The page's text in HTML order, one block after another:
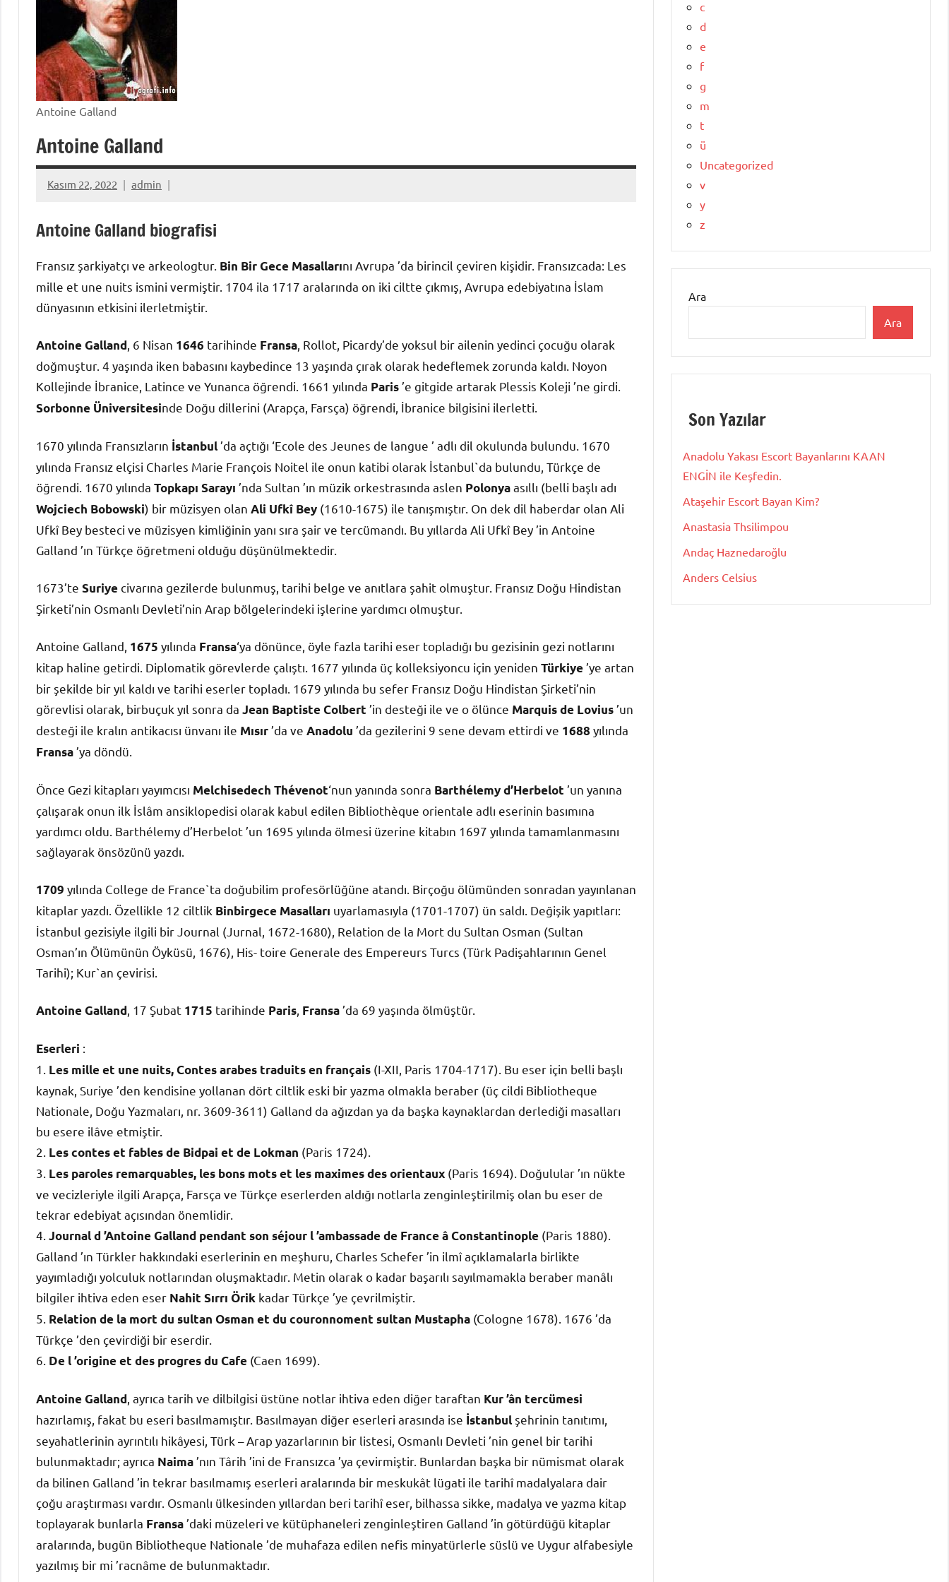
Antoine Galland
Antoine Galland
Kasım 22, 2022 admin
Antoine Galland biografisi
Fransız şarkiyatçı ve arkeologtur. Bin Bir Gece Masallarını Avrupa ’da birincil çeviren kişidir. Fransızcada: Les
mille et une nuits ismini vermiştir. 1704 ila 1717 aralarında on iki ciltte çıkmış, Avrupa edebiyatına İslam
dünyasının etkisini ilerletmiştir.
Antoine Galland , 6 Nisan 1646 tarihinde Fransa , Rollot, Picardy’de yoksul bir ailenin yedinci çocuğu olarak
doğmuştur. 4 yaşında iken babasını kaybedince 13 yaşında çırak olarak hedeflemek zorunda kaldı. Noyon
Kollejinde İbranice, Latince ve Yunanca öğrendi. 1661 yılında Paris’e gitgide artarak Plessis Koleji ’ne girdi.
Sorbonne Üniversitesinde Doğu dillerini (Arapça, Farsça) öğrendi, İbranice bilgisini ilerletti.
1670 yılında Fransızların İstanbul’da açtığı ‘Ecole des Jeunes de langue ’ adlı dil okulunda bulundu. 1670
yılında Fransız elçisi Charles Marie François Noitel ile onun katibi olarak İstanbul`da bulundu, Türkçe de
öğrendi. 1670 yılında Topkapı Sarayı ’nda Sultan ’ın müzik orkestrasında aslen Polonyaasıllı (belli başlı adı
Wojciech Bobowski) bir müzisyen olan Ali Ufkî Bey (1610-1675) ile tanışmıştır. On dek dil haberdar olan Ali
Ufkî Bey besteci ve müzisyen kimliğinin yanı sıra şair ve tercümandı. Bu yıllarda Ali Ufkî Bey ’in Antoine
Galland ’ın Türkçe öğretmeni olduğu düşünülmektedir.
1673’te Suriyecivarına gezilerde bulunmuş, tarihi belge ve anıtlara şahit olmuştur. Fransız Doğu Hindistan
Şirketi’nin Osmanlı Devleti’nin Arap bölgelerindeki işlerine yardımcı olmuştur.
Antoine Galland, 1675 yılında Fransa‘ya dönünce, öyle fazla tarihi eser topladığı bu gezisinin gezi notlarını
kitap haline getirdi. Diplomatik görevlerde çalıştı. 1677 yılında üç kolleksiyoncu için yeniden Türkiye’ye artan
bir şekilde bir yıl kaldı ve tarihi eserler topladı. 1679 yılında bu sefer Fransız Doğu Hindistan Şirketi’nin
görevlisi olarak, birbuçuk yıl sonra da Jean Baptiste Colbert ’in desteği ile ve o ölünce Marquis de Lovius’un
desteği ile kralın antikacısı ünvanı ile Mısır’da ve Anadolu ’da gezilerini 9 sene devam ettirdi ve 1688 yılında
Fransa’ya döndü.
Önce Gezi kitapları yayımcısı Melchisedech Thévenot‘nun yanında sonra Barthélemy d’Herbelot ’un yanına
çalışarak onun ilk İslâm ansiklopedisi olarak kabul edilen Bibliothèque orientale adlı eserinin basımına
yardımcı oldu. Barthélemy d’Herbelot ’un 1695 yılında ölmesi üzerine kitabın 1697 yılında tamamlanmasını
sağlayarak önsözünü yazdı.
1709 yılında College de France`ta doğubilim profesörlüğüne atandı. Birçoğu ölümünden sonradan yayınlanan
kitaplar yazdı. Özellikle 12 ciltlik Binbirgece Masalları uyarlamasıyla (1701-1707) ün saldı. Değişik yapıtları:
İstanbul gezisiyle ilgili bir Journal (Jurnal, 1672-1680), Relation de la Mort du Sultan Osman (Sultan
Osman’ın Ölümünün Öyküsü, 1676), His- toire Generale des Empereurs Turcs (Türk Padişahlarının Genel
Tarihi); Kur`an çevirisi.
Antoine Galland , 17 Şubat 1715 tarihinde Paris Fransa’da 69 yaşında ölmüştür.
Eserleri :
1. Les mille et une nuits, Contes arabes traduits en français (I-XII, Paris 1704-1717). Bu eser için belli başlı
kaynak, Suriye ’den kendisine yollanan dört ciltlik eski bir yazma olmakla beraber (üç cildi Bibliotheque
Nationale, Doğu Yazmaları, nr. 3609-3611) Galland da ağızdan ya da başka kaynaklardan derlediği masalları
bu esere ilâve etmiştir.
2. Les contes et fables de Bidpai et de Lokman (Paris 1724).
3. Les paroles remarquables, les bons mots et les maximes des orientaux (Paris 1694). Doğulular ’ın nükte
ve vecizleriyle ilgili Arapça, Farsça ve Türkçe eserlerden aldığı notlarla zenginleştirilmiş olan bu eser de
tekrar edebiyat açısından önemlidir.
4. Journal d ’Antoine Galland pendant son séjour l ’ambassade de France â Constantinople (Paris 1880).
Galland ’ın Türkler hakkındaki eserlerinin en meşhuru, Charles Schefer ’in ilmî açıklamalarla birlikte
yayımladığı yolculuk notlarından oluşmaktadır. Metin olarak o kadar başarılı sayılmamakla beraber manâlı
bilgiler ihtiva eden eser Nahit Sırrı Örik kadar Türkçe ’ye çevrilmiştir.
5. Relation de la mort du sultan Osman et du couronnoment sultan Mustapha (Cologne 1678). 1676 ’da
Türkçe ’den çevirdiği bir eserdir.
6. De l ’origine et des progres du Cafe (Caen 1699).
Antoine Galland , ayrıca tarih ve dilbilgisi üstüne notlar ihtiva eden diğer taraftan Kur ’ân tercümesi
hazırlamış, fakat bu eseri basılmamıştır. Basılmayan diğer eserleri arasında ise İstanbulşehrinin tanıtımı,
seyahatlerinin ayrıntılı hikâyesi, Türk – Arap yazarlarının bir listesi, Osmanlı Devleti ’nin genel bir tarihi
bulunmaktadır; ayrıca Naima’nın Târih ’ini de Fransızca ’ya çevirmiştir. Bunlardan başka bir nümismat olarak
da bilinen Galland ’in tekrar basılmamış eserleri aralarında bir meskukât lügati ile tarihî madalyalara dair
çoğu araştırması vardır. Osmanlı ülkesinden yıllardan beri tarihî eser, bilhassa sikke, madalya ve yazma kitap
toplayarak bunlarla Fransa’daki müzeleri ve kütüphaneleri zenginleştiren Galland ’in götürdüğü kitaplar
aralarında, bugün Bibliotheque Nationale ’de muhafaza edilen nefis minyatürlerle süslü ve Uygur alfabesiyle
yazılmış bir mi ’racnâme de bulunmaktadır.
c
d
e
f
g
m
t
ü
Uncategorized
v
y
z
Ara
Ara
Son Yazılar
Anadolu Yakası Escort Bayanlarını KAAN
ENGİN ile Keşfedin.
Ataşehir Escort Bayan Kim?
Anastasia Thsilimpou
Andaç Haznedaroğlu
Anders Celsius